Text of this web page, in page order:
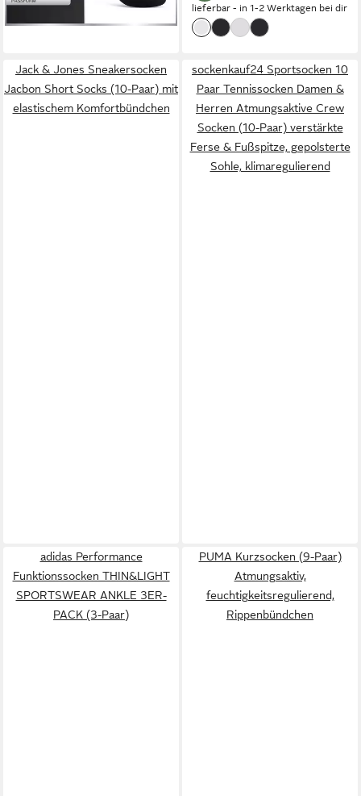
lieferbar - in 1-2 Werktagen bei dir
Jack & Jones Sneakersocken
Jacbon Short Socks (10-Paar) mit
elastischem Komfortbündchen
sockenkauf24 Sportsocken 10
Paar Tennissocken Damen &
Herren Atmungsaktive Crew
Socken (10-Paar) verstärkte
Ferse & Fußspitze, gepolsterte
Sohle, klimaregulierend
adidas Performance
Funktionssocken THIN&LIGHT
SPORTSWEAR ANKLE 3ER-
PACK (3-Paar)
PUMA Kurzsocken (9-Paar)
Atmungsaktiv,
feuchtigkeitsregulierend,
Rippenbündchen